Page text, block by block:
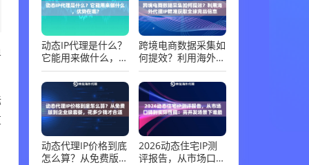
动态IP代理是什么？
它能用来做什么，优
势在哪？
跨境电商数据采集如
何提效？利用海外代
理IP精准获取全球竞
品信息
动态代理IP价格到底
怎么算？从免费版到
2026动态住宅IP测
评报告，从市场口碑